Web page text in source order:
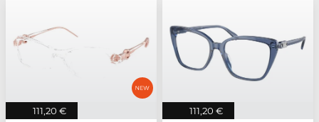
111,20 € 111,20 €